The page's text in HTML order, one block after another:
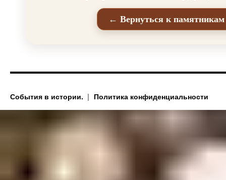
← Вернуться к памятникам
События в истории. Политика конфиденциальности